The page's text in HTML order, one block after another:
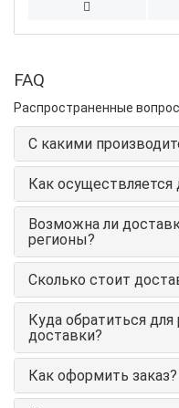
FAQ
Распространенные
С какими
Как осуществляется
Возможна ли
регионы?
Сколько стоит
Куда обратиться
доставки?
Как оформить заказ?